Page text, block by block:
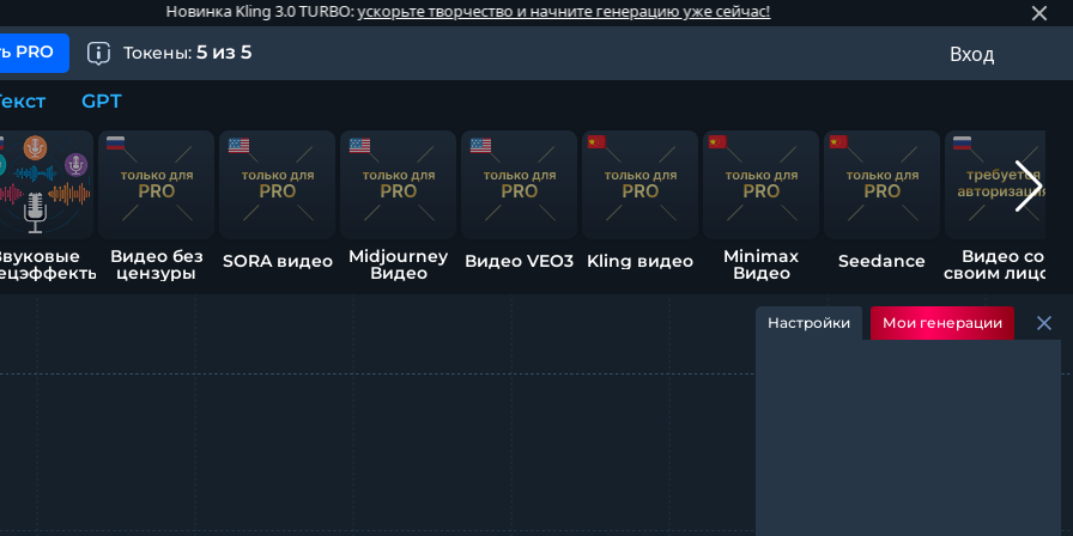
Новинка Kling 3.0 TURBO:ускорьте творчество и начните генерацию уже сейчас! ⚡️
PRO Токены: 5из 5 Вход
GPT
Видео без
цензуры
SORA видео Midjourney
Видео
Видео VEO3 Kling видео Minimax
Видео
Seedance Видео со
своим лицом
Настройки Мои генерации